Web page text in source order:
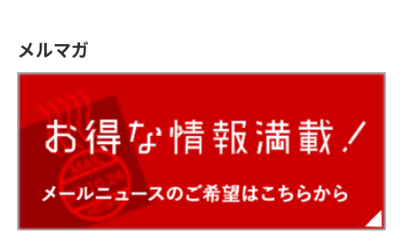
メルマガ